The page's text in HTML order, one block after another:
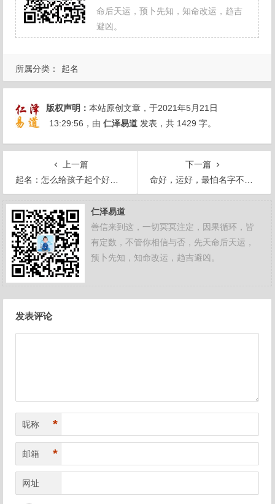
命后天运，预卜先知，知命改运，趋吉
避凶。
所属分类： 起名
版权声明：本站原创文章，于2021年5月21日
13:29:56 ，由仁泽易道 发表，共 1429 字。
上一篇
起名：怎么给孩子起个好名字
下一篇
命好，运好，最怕名字不好！
仁泽易道
善信来到这，一切冥冥注定，因果循环，皆
有定数，不管你相信与否，先天命后天运，
预卜先知，知命改运，趋吉避凶。
发表评论
昵称 *
邮箱 *
网址